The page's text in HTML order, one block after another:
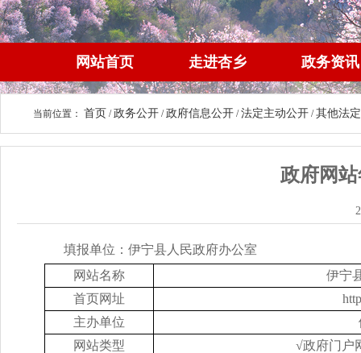
网站首页 走进杏乡 政务资讯
当前位置： 首页 /政务公开 /政府信息公开 /法定主动公开 /其他法
政府网
填报单位：伊宁县人民政府办公室
网站名称
伊宁
首页网址
主办单位
网站类型
√政府门